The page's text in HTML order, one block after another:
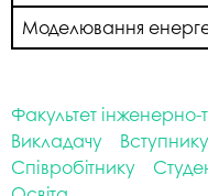
Моделювання
Факультет інженерно-
Викладачу
Вступнику
Співробітнику